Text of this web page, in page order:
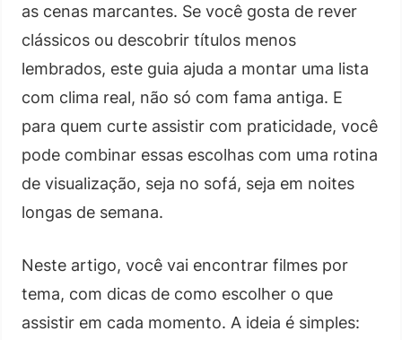
as cenas marcantes. Se você gosta de rever
clássicos ou descobrir títulos menos
lembrados, este guia ajuda a montar uma lista
com clima real, não só com fama antiga. E
para quem curte assistir com praticidade, você
pode combinar essas escolhas com uma rotina
de visualização, seja no sofá, seja em noites
longas de semana.
Neste artigo, você vai encontrar filmes por
tema, com dicas de como escolher o que
assistir em cada momento. A ideia é simples: